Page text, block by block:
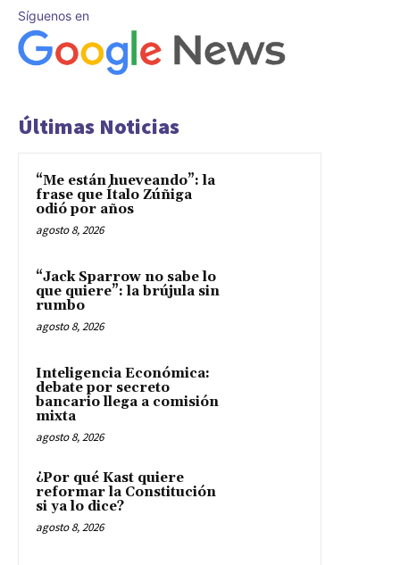
Síguenos en
Últimas Noticias
“Me están hueveando”: la
frase que Ítalo Zúñiga
odió por años
agosto 8, 2026
“Jack Sparrow no sabe lo
que quiere”: la brújula sin
rumbo
agosto 8, 2026
Inteligencia Económica:
debate por secreto
bancario llega a comisión
mixta
agosto 8, 2026
¿Por qué Kast quiere
reformar la Constitución
si ya lo dice?
agosto 8, 2026